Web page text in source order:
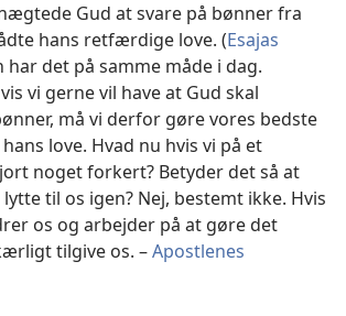
Gud at svare på bønner fra
hans retfærdige love. (Esajas
har det på samme måde i dag.
vi gerne vil have at Gud skal
må vi derfor gøre vores bedste
love. Hvad nu hvis vi på et
noget forkert? Betyder det så at
lytte til os igen? Nej, bestemt ikke. Hvis
os og arbejder på at gøre det
tilgive os. –Apostlenes